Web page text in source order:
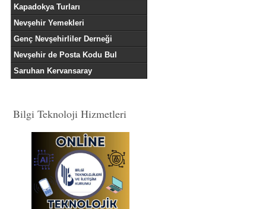
Kapadokya Turları
Nevşehir Yemekleri
Genç Nevşehirliler Derneği
Nevşehir de Posta Kodu Bul
Saruhan Kervansaray
Bilgi Teknoloji Hizmetleri